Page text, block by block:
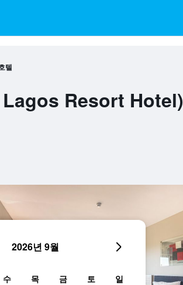
텔
Lagos Resort Hotel)
2026년 9월
수 목 금 토 일